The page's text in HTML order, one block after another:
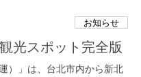
お知らせ
光スポット完全版
）」は、台北市内から新北